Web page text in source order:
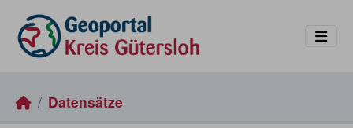
Datensätze